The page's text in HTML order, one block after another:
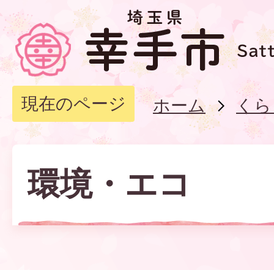
現在のページ ホーム く
環境・エコ